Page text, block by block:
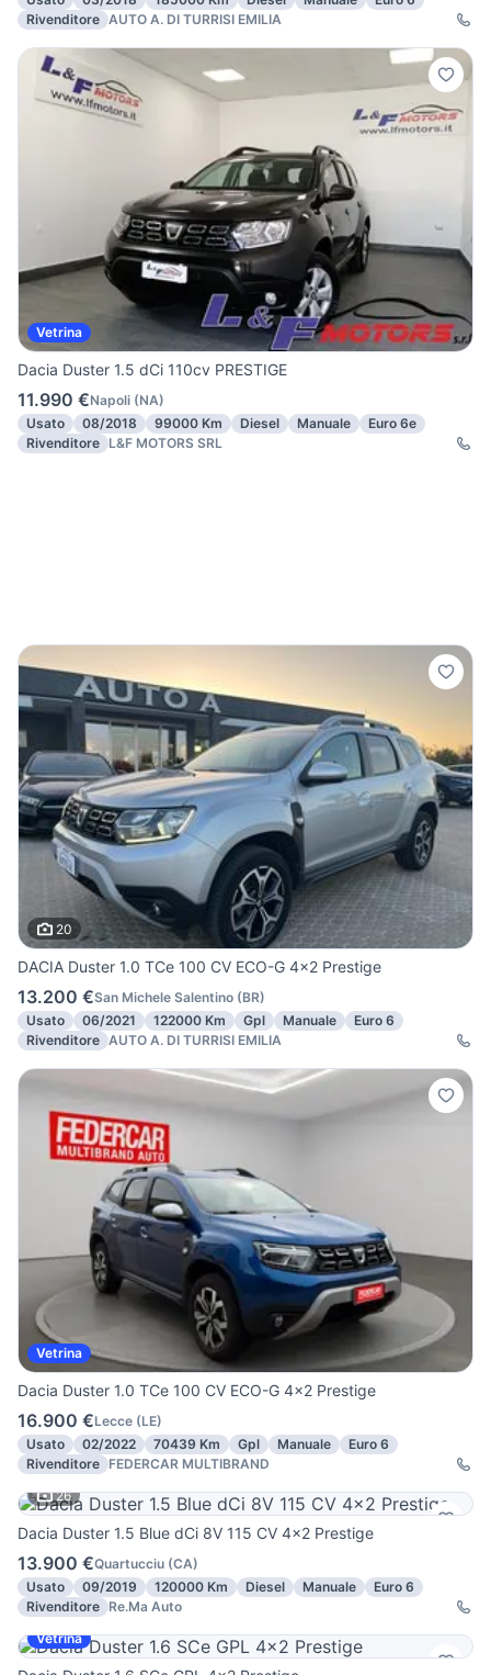
Rivenditore AUTO A. DI TURRISI EMILIA
Vetrina
Dacia Duster 1.5 dCi 110cv PRESTIGE
11.990 €Napoli (NA)
Usato
08/2018 99000 Km Diesel Manuale
Euro 6e
Rivenditore L&F MOTORS SRL
20
DACIA Duster 1.0 TCe 100 CV ECO-G 4x2 Prestige
13.200 €San Michele Salentino (BR)
Usato
06/2021 122000 Km Gpl Manuale
Euro 6
Rivenditore AUTO A. DI TURRISI EMILIA
Vetrina
Dacia Duster 1.0 TCe 100 CV ECO-G 4x2 Prestige
16.900 €Lecce (LE)
Usato
02/2022 70439 Km Gpl Manuale
Euro 6
Rivenditore FEDERCAR MULTIBRAND
26
Dacia Duster 1.5 Blue dCi 8V 115 CV 4x2 Prestige
13.900 €Quartucciu (CA)
Usato
09/2019 120000 Km Diesel Manuale
Euro 6
Rivenditore Re.Ma Auto
Vetrina